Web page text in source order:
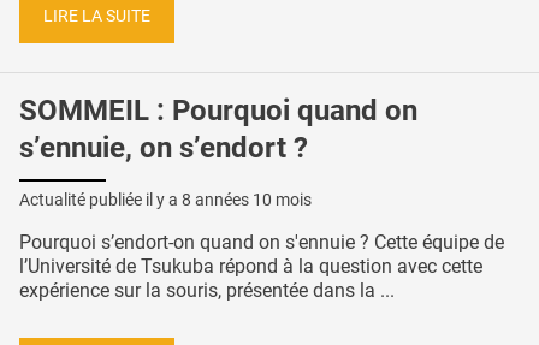
LIRE LA SUITE
SOMMEIL : Pourquoi quand on
s’ennuie, on s’endort ?
Actualité publiée il y a 8 années 10 mois
Pourquoi s’endort-on quand on s'ennuie ? Cette équipe de
l’Université de Tsukuba répond à la question avec cette
expérience sur la souris, présentée dans la ...